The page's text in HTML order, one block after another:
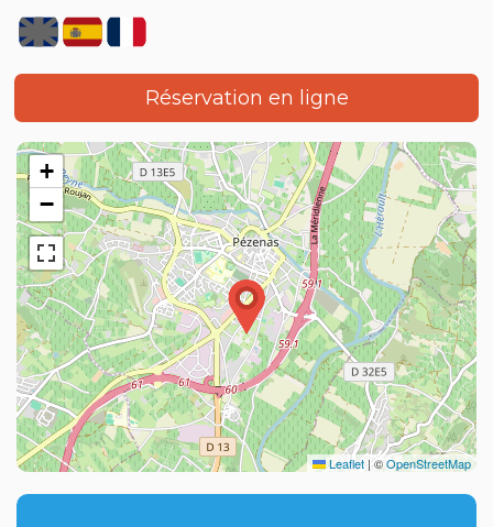
Réservation en ligne
+
−
Leaflet | ©OpenStreetMap